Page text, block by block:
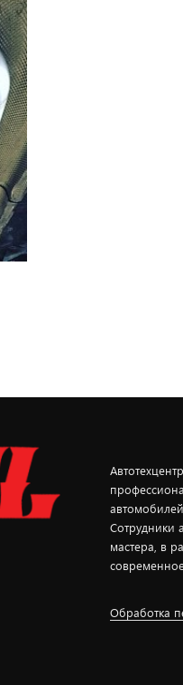
Сотрудники
мастера, в
Обработка